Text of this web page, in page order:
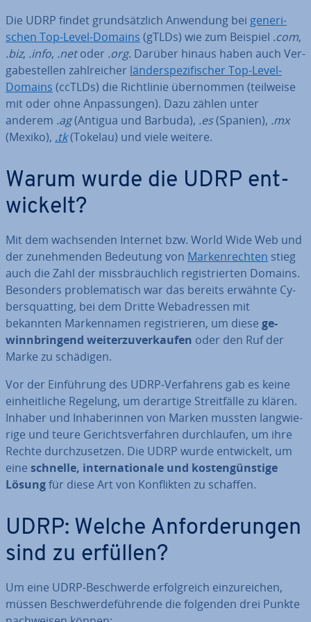
Die UDRP findet grund­sätz­lich Anwendung bei ge­ne­ri­
schen Top-Level-Domains (gTLDs) wie zum Beispiel .com,
.biz, .info, .netoder .org. Darüber hinaus haben auch Ver­
ga­be­stel­len zahl­rei­cher län­der­spe­zi­fi­scher Top-Level-
Domains (ccTLDs) die Richt­li­nie über­nom­men (teilweise
mit oder ohne An­pas­sun­gen). Dazu zählen unter
anderem .ag(Antigua und Barbuda), .es(Spanien), .mx
(Mexiko), .tk(Tokelau) und viele weitere.
Warum wurde die UDRP ent­
wi­ckelt?
Mit dem wach­sen­den Internet bzw. World Wide Web und
der zu­neh­men­den Bedeutung von Mar­ken­rech­ten stieg
auch die Zahl der miss­bräuch­lich re­gis­trier­ten Domains.
Besonders pro­ble­ma­tisch war das bereits erwähnte Cy­
bers­quat­ting, bei dem Dritte Web­adres­sen mit
bekannten Mar­ken­na­men re­gis­trie­ren, um diese ge­
winn­brin­gend wei­ter­zu­ver­kau­fen oder den Ruf der
Marke zu schädigen.
Vor der Ein­füh­rung des UDRP-Ver­fah­rens gab es keine
ein­heit­li­che Regelung, um derartige Streit­fäl­le zu klären.
Inhaber und In­ha­be­rin­nen von Marken mussten lang­wie­
ri­ge und teure Ge­richts­ver­fah­ren durch­lau­fen, um ihre
Rechte durch­zu­set­zen. Die UDRP wurde ent­wi­ckelt, um
eine schnelle, in­ter­na­tio­na­le und kos­ten­güns­ti­ge
Lösungfür diese Art von Kon­flik­ten zu schaffen.
UDRP: Welche An­for­de­run­gen
sind zu erfüllen?
Um eine UDRP-Be­schwer­de er­folg­reich ein­zu­rei­chen,
müssen Be­schwer­de­füh­ren­de die folgenden drei Punkte